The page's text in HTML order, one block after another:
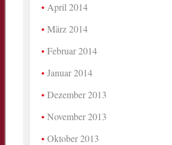
April 2014
März 2014
Februar 2014
Januar 2014
Dezember 2013
November 2013
Oktober 2013